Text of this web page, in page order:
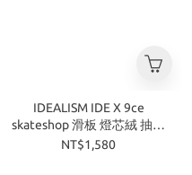
IDEALISM IDE X 9ce
skateshop 滑板 燈芯絨 抽繩
短褲 紫 黑
NT$1,580